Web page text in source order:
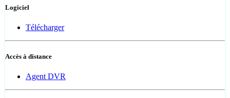
Logiciel
Télécharger
Accès à distance
Agent DVR